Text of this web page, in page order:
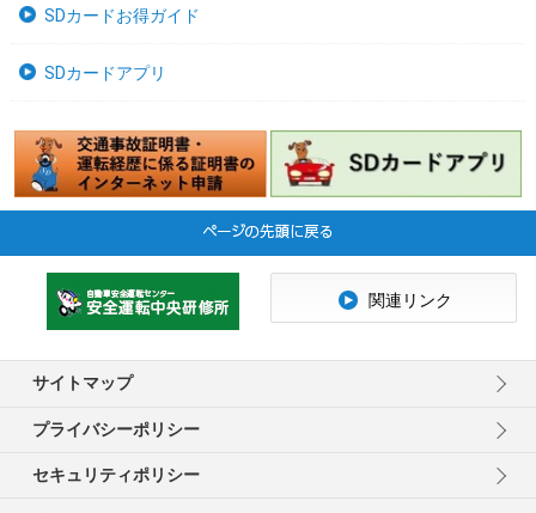
SDカードお得ガイド
SDカードアプリ
サイトマップ
プライバシーポリシー
セキュリティポリシー
関連リンク